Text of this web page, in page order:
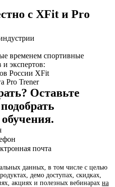
с XFit и Pro
временем спортивные
экспертов:
России XFit
Pro Trener
Оставьте
почта
данных, в том числе с целью
демо доступах, скидках,
акциях и полезных вебинарах на